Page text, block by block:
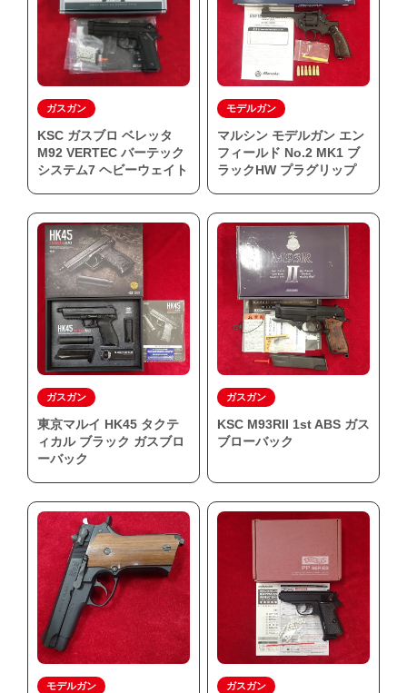
ガスガン
KSC ガスブロ ベレッタ
M92 VERTEC バーテック
システム7 ヘビーウェイト
モデルガン
マルシン モデルガン エン
フィールド No.2 MK1 ブ
ラックHW プラグリップ
ガスガン
東京マルイ HK45 タクテ
ィカル ブラック ガスブロ
ーバック
ガスガン
KSC M93RII 1st ABS ガス
ブローバック
モデルガン ガスガン